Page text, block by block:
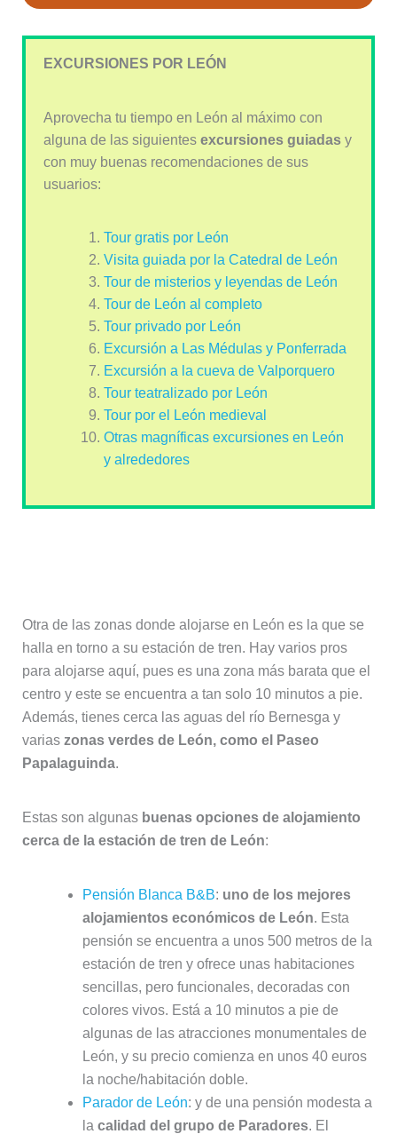
EXCURSIONES POR LEÓN
Aprovecha tu tiempo en León al máximo con
alguna de las siguientes excursiones guiadasy
con muy buenas recomendaciones de sus
usuarios:
Tour gratis por León
Visita guiada por la Catedral de León
Tour de misterios y leyendas de León
Tour de León al completo
Tour privado por León
Excursión a Las Médulas y Ponferrada
Excursión a la cueva de Valporquero
Tour teatralizado por León
Tour por el León medieval
Otras magníficas excursiones en León
y alrededores
Otra de las zonas donde alojarse en León es la que se
halla en torno a su estación de tren. Hay varios pros
para alojarse aquí, pues es una zona más barata que el
centro y este se encuentra a tan solo 10 minutos a pie.
Además, tienes cerca las aguas del río Bernesga y
varias zonas verdes de León, como el Paseo
Papalaguinda.
Estas son algunas buenas opciones de alojamiento
cerca de la estación de tren de León:
Pensión Blanca B&B: uno de los mejores
alojamientos económicos de León. Esta
pensión se encuentra a unos 500 metros de la
estación de tren y ofrece unas habitaciones
sencillas, pero funcionales, decoradas con
colores vivos. Está a 10 minutos a pie de
algunas de las atracciones monumentales de
León, y su precio comienza en unos 40 euros
la noche/habitación doble.
Parador de León: y de una pensión modesta a
la calidad del grupo de Paradores. El